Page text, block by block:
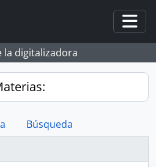
la digitalizadora
Búsqueda